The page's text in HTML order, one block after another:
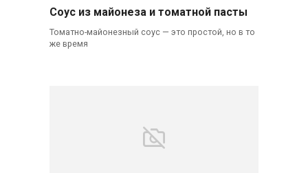
Соус из майонеза и томатной пасты
Томатно-майонезный соус — это простой, но в то
же время